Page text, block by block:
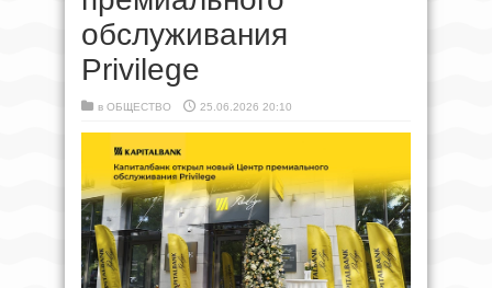
обслуживания
Privilege
в ОБЩЕСТВО 25.06.2026 20:10